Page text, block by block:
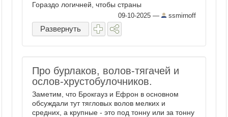
Гораздо логичней, чтобы страны
проголосовавших депутатов приняли бы такое
решение в одностороннем ...
09-10-2025 — ssmirnoff
Развернуть
Про бурлаков, волов-тягачей и
ослов-хрустобулочников.
Заметим, что Брокгауз и Ефрон в основном
обсуждали тут тягловых волов мелких и
средних, а крупные - это под тонну или за тонну